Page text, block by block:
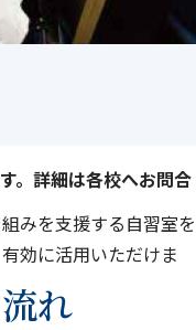
みを支援する自習室を
効に活用いただけま
。詳細は各校へお問合
れ